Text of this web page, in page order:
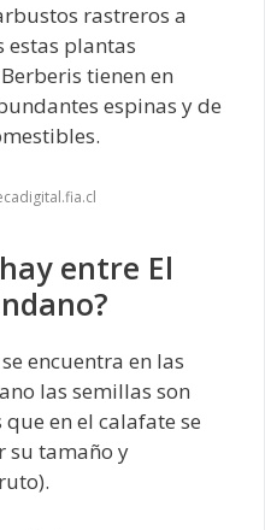
rastreros a
estas plantas
tienen en
espinas y de
entre El
encuentra en las
las semillas son
en el calafate se
su tamaño y